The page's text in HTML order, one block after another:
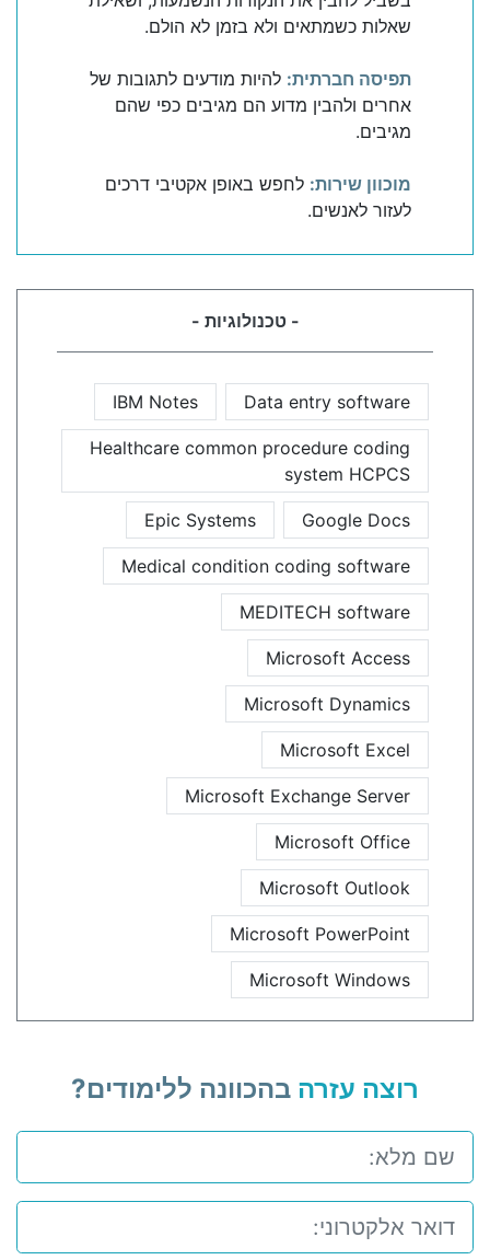
שאלות כשמתאים ולא בזמן לא הולם.
תפיסה חברתית: להיות מודעים לתגובות של
אחרים ולהבין מדוע הם מגיבים כפי שהם
מגיבים.
מוכוון שירות: לחפש באופן אקטיבי דרכים
לעזור לאנשים.
- טכנולוגיות -
Data entry software
IBM Notes
Healthcare common procedure coding
system HCPCS
Google Docs
Epic Systems
Medical condition coding software
MEDITECH software
Microsoft Access
Microsoft Dynamics
Microsoft Excel
Microsoft Exchange Server
Microsoft Office
Microsoft Outlook
Microsoft PowerPoint
Microsoft Windows
רוצה עזרה בהכוונה ללימודים?